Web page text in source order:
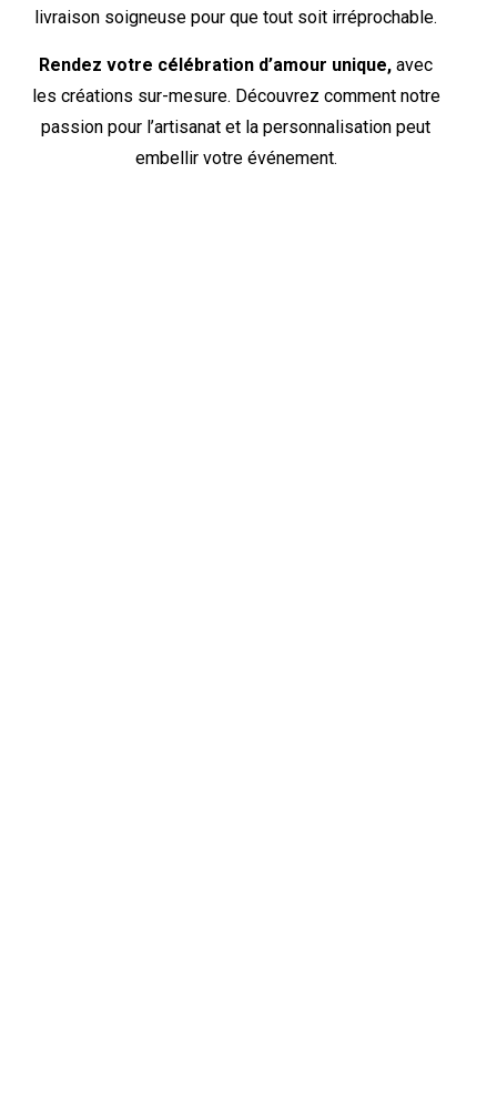
livraison soigneuse pour que tout soit irréprochable.
Rendez votre célébration d’amour unique, avec
les créations sur-mesure. Découvrez comment notre
passion pour l’artisanat et la personnalisation peut
embellir votre événement.